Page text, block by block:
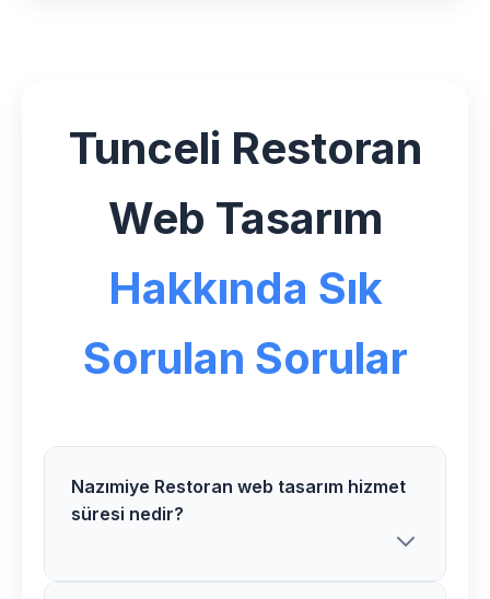
Tunceli Restoran
Web Tasarım
Hakkında Sık
Sorulan Sorular
Nazımiye Restoran web tasarım hizmet
süresi nedir?